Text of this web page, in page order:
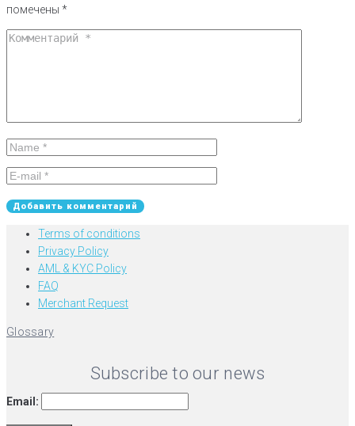
помечены *
Terms of conditions
Privacy Policy
AML & KYC Policy
FAQ
Merchant Request
Glossary
Subscribe to our news
Email: